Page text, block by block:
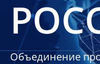
Объединение